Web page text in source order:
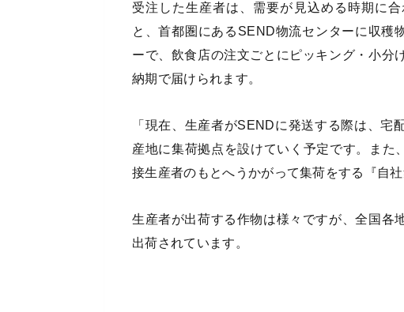
受注した生産者は、需要が見込める時期に
と、首都圏にあるSEND物流センターに収穫
ーで、飲食店の注文ごとにピッキング・小分
納期で届けられます。
「現在、生産者がSENDに発送する際は、
産地に集荷拠点を設けていく予定です。ま
接生産者のもとへうかがって集荷をする『自
生産者が出荷する作物は様々ですが、全国各
出荷されています。